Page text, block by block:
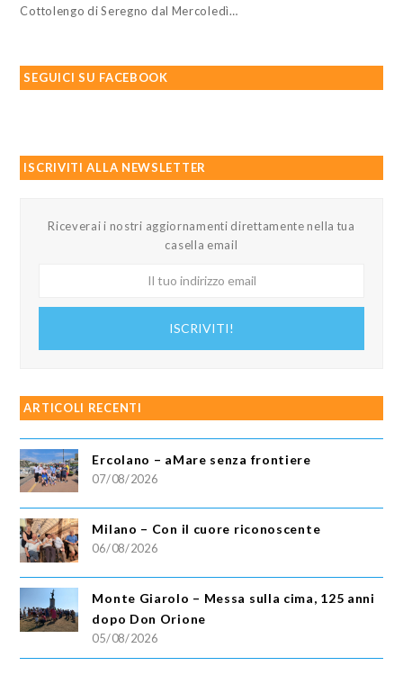
Cottolengo di Seregno dal Mercoledì…
SEGUICI SU FACEBOOK
ISCRIVITI ALLA NEWSLETTER
Riceverai i nostri aggiornamenti direttamente nella tua
casella email
ISCRIVITI!
ARTICOLI RECENTI
Ercolano – aMare senza frontiere
07/08/2026
Milano – Con il cuore riconoscente
06/08/2026
Monte Giarolo – Messa sulla cima, 125 anni
dopo Don Orione
05/08/2026